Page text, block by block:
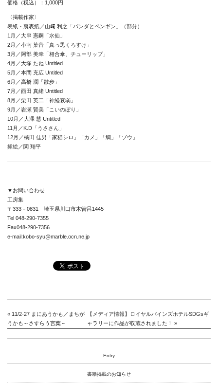
価格（税込）：1,000円
〈掲載作家〉
表紙・裏表紙／山﨑 利之「パンダとペンギン」（部分）
1月／大串 憲嗣「水仙」
2月／小南 菓音「真っ黒くろすけ」
3月／阿部 美幸「相合傘、チューリップ」
4月／大塚 たね Untitled
5月／本間 充広 Untitled
6月／高橋 潤「散歩」
7月／西田 真緒 Untitled
8月／栗田 英二「神経衰弱」
9月／岩瀬 賢美「こいのぼり」
10月／大澤 慧 Untitled
11月／K.D「うささん」
12月／橘田 佳男「家猫シロ」「カメ」「鯛」「ゾウ」
挿絵／関 翔平
▼お問い合わせ
工房集
〒333－0831 埼玉県川口市木曽呂1445
Tel 048-290-7355
Fax048-290-7356
e-mail:kobo-syu@marble.ocn.ne.jp
« 11/2-27 まにあうかも／まちが
うかも～さすらう言葉～
【メディア情報】ロイヤルパインズホテルSDGsギ
ャラリーに作品が収蔵されました！
»
Entry
書籍掲載のお知らせ